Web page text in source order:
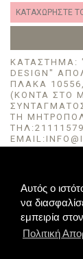
Αυτός ο
να
εμπειρία
Πολιτική
KΑΤΆΣΤΗΜΑ:
DESIGN"
ΠΛΆΚΑ
(ΚΟΝΤΆ ΣΤΟ
ΤΗ